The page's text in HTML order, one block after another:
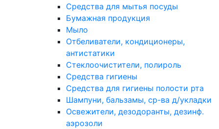
Средства для мытья посуды
Бумажная продукция
Мыло
Отбеливатели, кондиционеры,
антистатики
Стеклоочистители, полироль
Средства гигиены
Средства для гигиены полости рта
Шампуни, бальзамы, ср-ва д/укладки
Освежители, дезодоранты, дезинф.
аэрозоли